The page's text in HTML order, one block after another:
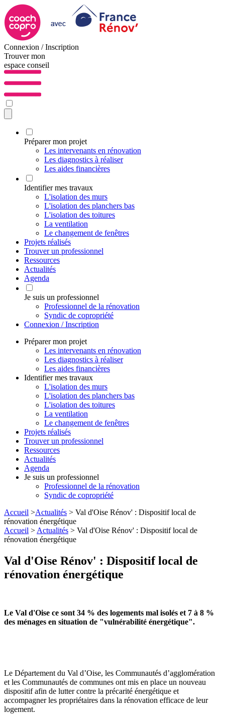
Connexion / Inscription
Trouver mon
espace conseil
Préparer mon projet
Les intervenants en rénovation
Les diagnostics à réaliser
Les aides financières
Identifier mes travaux
L'isolation des murs
L'isolation des planchers bas
L'isolation des toitures
La ventilation
Le changement de fenêtres
Projets réalisés
Trouver un professionnel
Ressources
Actualités
Agenda
Je suis un professionnel
Professionnel de la rénovation
Syndic de copropriété
Connexion / Inscription
Préparer mon projet
Les intervenants en rénovation
Les diagnostics à réaliser
Les aides financières
Identifier mes travaux
L'isolation des murs
L'isolation des planchers bas
L'isolation des toitures
La ventilation
Le changement de fenêtres
Projets réalisés
Trouver un professionnel
Ressources
Actualités
Agenda
Je suis un professionnel
Professionnel de la rénovation
Syndic de copropriété
Accueil >Actualités > Val d'Oise Rénov' : Dispositif local de
rénovation énergétique
Accueil > Actualités > Val d'Oise Rénov' : Dispositif local de
rénovation énergétique
Val d'Oise Rénov' : Dispositif local de
rénovation énergétique
Le Val d'Oise ce sont 34 % des logements mal isolés et 7 à 8 %
des ménages en situation de "vulnérabilité énergétique".
Le Département du Val d’Oise, les Communautés d’agglomération
et les Communautés de communes ont mis en place un nouveau
dispositif afin de lutter contre la précarité énergétique et
accompagner les propriétaires dans la rénovation efficace de leur
logement.